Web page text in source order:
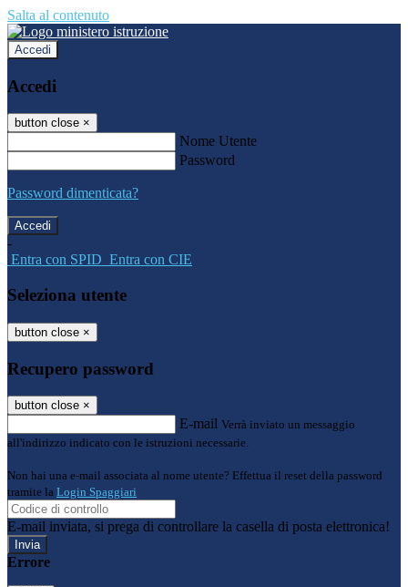
Salta al contenuto
Accedi
Accedi
button close ×
Nome Utente
Password
Password dimenticata?
-
Entra con SPID Entra con CIE
Seleziona utente
button close ×
Recupero password
button close ×
E-mail Verrà inviato un messaggio
all'indirizzo indicato con le istruzioni necessarie.
Non hai una e-mail associata al nome utente? Effettua il reset della password
tramite la Login Spaggiari
E-mail inviata, si prega di controllare la casella di posta elettronica!
Errore